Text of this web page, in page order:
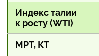
Индекс талии
к росту (WTI)
МРТ, КТ